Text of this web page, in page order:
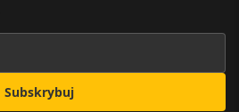
Subskrybuj